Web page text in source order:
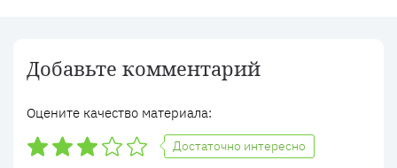
Добавьте комментарий
Оцените качество материала:
Достаточно интересно